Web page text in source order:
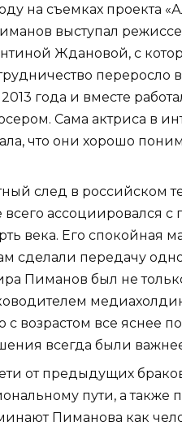
на съемках проекта
выступал
Ждановой, с
переросло
года и вместе
Сама актриса в
что они хорошо
след в российском
ассоциировался с
века. Его спокойная
сделали передачу
Пиманов был не
с возрастом все яснее
всегда были
от предыдущих
пути, а также
Пиманова как